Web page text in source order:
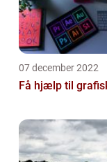
07 december 2022
Få hjælp til